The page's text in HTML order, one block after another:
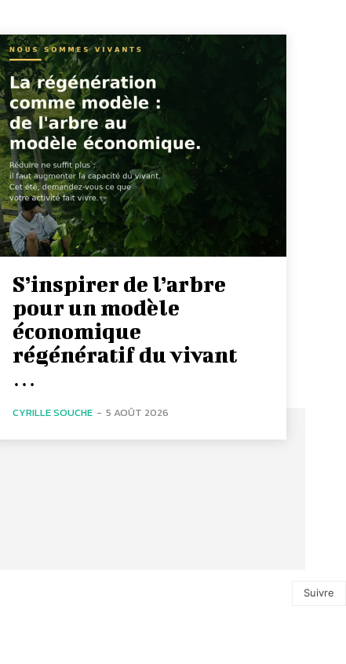
S’inspirer de l’arbre
pour un modèle
économique
régénératif du vivant
…
CYRILLE SOUCHE - 5 AOÛT 2026
Suivre